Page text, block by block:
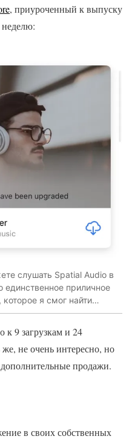
, приуроченный к выпуску
неделю:
слушать Spatial Audio в
единственное приличное
я смог найти…
к 9 загрузкам и 24
не очень интересно, но
продажи.
в своих собственных